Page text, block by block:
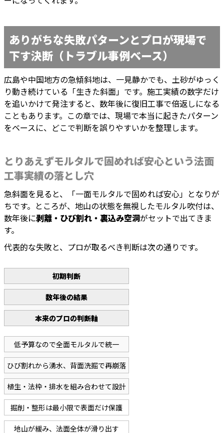
ありがちな失敗パターンとプロが現場で
下す決断（トラブル事例ベース）
広島や中国地方の急傾斜地は、一見静かでも、土砂がゆっく
り動き続けている「生きた斜面」です。施工実績の数字だけ
を追いかけて発注すると、数年後に復旧工事で倍返しになる
こともあります。この章では、現場で本当に起きたパターン
をベースに、どこで判断を誤りやすいかを整理します。
とりあえずモルタルで固めれば安心という法面
工事実績の落とし穴
急斜面を見ると、「一面モルタルで固めれば安心」となりが
ちです。ところが、地山の状態を無視したモルタル吹付は、
数年後に剥離・ひび割れ・裏込み空洞がセットで出てきま
す。
代表的な失敗と、プロが取るべき判断は次の通りです。
初期判断
数年後の結果
本来のプロの判断軸
低予算なので全面モルタルで統一
ひび割れから湧水、背面洗掘で再崩落
植生・法枠・排水を組み合わせて設計
掘削・整形は最小限で表面だけ保護
地山が緩み、法面全体が滑り出す